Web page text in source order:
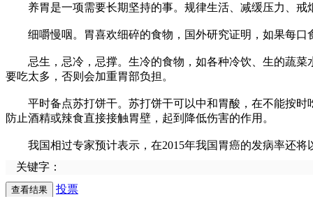
养胃是一项需要长期坚持的事。规律生活、减缓压力、戒
细嚼慢咽。胃喜欢细碎的食物，国外研究证明，如果每口
忌生，忌冷，忌撑。生冷的食物，如各种冷饮、生的蔬菜
要吃太多，否则会加重胃部负担。
平时备点苏打饼干。苏打饼干可以中和胃酸，在不能按时
防止酒精或辣食直接接触胃壁，起到降低伤害的作用。
我国相过专家预计表示，在2015年我国胃癌的发病率还将
关键字：
投票